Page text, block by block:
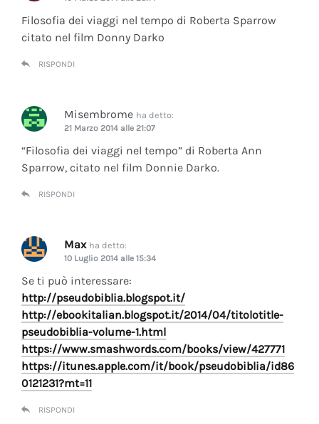
Filosofia dei viaggi nel tempo di Roberta Sparrow
citato nel film Donny Darko
RISPONDI
Misembrome ha detto:
21 Marzo 2014 alle 21:07
“Filosofia dei viaggi nel tempo” di Roberta Ann
Sparrow, citato nel film Donnie Darko.
RISPONDI
Max ha detto:
10 Luglio 2014 alle 15:34
Se ti può interessare:
http://pseudobiblia.blogspot.it/
http://ebookitalian.blogspot.it/2014/04/titolotitle-
pseudobiblia-volume-1.html
https://www.smashwords.com/books/view/427771
https://itunes.apple.com/it/book/pseudobiblia/id86
0121231?mt=11
RISPONDI